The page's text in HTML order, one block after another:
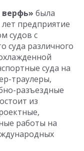
верфь» была
предприятие
судов с
суда различного
суда на
траулеры,
разъездные
из
работы на